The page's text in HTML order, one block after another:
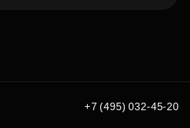
+7 (495) 032-45-20